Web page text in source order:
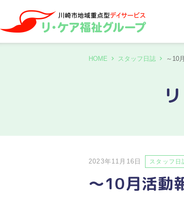
HOME スタッフ日誌 ～10
2023年11月16日 スタッフ日
～10月活動